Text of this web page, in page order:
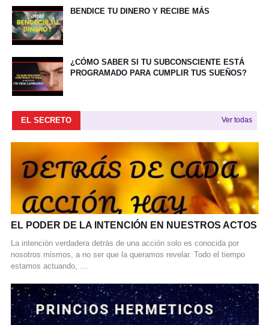
BENDICE TU DINERO Y RECIBE MÁS
¿CÓMO SABER SI TU SUBCONSCIENTE ESTÁ
PROGRAMADO PARA CUMPLIR TUS SUEÑOS?
EL SECRETO Ver todas
EL PODER DE LA INTENCIÓN EN NUESTROS ACTOS
La intención verdadera detrás de una acción solo es conocida por
nosotros mismos, a no ser que la queramos revelar. Todo el tiempo
estamos actuando, …